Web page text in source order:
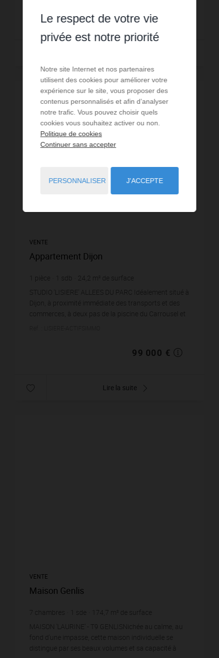
295 000 €
EXCLUSIVITÉ /
VENTE
Appartement Dijon
pièce sdb 24,2 m² de surface
4 090,91 €prix / m²
STUDIO 'LISIERE' ALLEES DU PARC Idéalement situé à
Dijon, à proximité immédiate des transports et des
commerces, à deux pas de la piscine du Carrousel et
99 000 €
Lire la suite
VENTE
Maison Genlis
7 chambres sde 174,7 m² de surface
451 m² de terrain 1 373,78 €
MAISON 'LAURINE' - T9 GENLISNichée au calme, au
fond d'une impasse, cette maison individuelle se
distingue par ses beaux volumes et sa capacité à
Le respect de votre vie
privée est notre priorité
Notre site Internet et nos partenaires
utilisent des cookies pour améliorer votre
expérience sur le site, vous proposer des
contenus personnalisés et afin d’analyser
notre trafic. Vous pouvez choisir quels
cookies vous souhaitez activer ou non.
Politique de cookies
Continuer sans accepter
PERSONNALISER J'ACCEPTE